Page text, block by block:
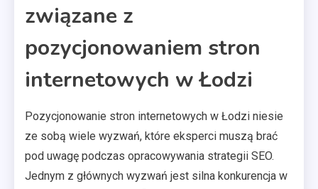
związane z
pozycjonowaniem stron
internetowych w Łodzi
Pozycjonowanie stron internetowych w Łodzi niesie
ze sobą wiele wyzwań, które eksperci muszą brać
pod uwagę podczas opracowywania strategii SEO.
Jednym z głównych wyzwań jest silna konkurencja w